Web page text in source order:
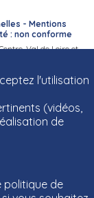
l'utilisation
(vidéos,
de
politique de
- Mentions
: non conforme
Val de Loire et